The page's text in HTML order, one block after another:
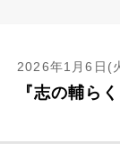
2026年1月6日(
『志の輔ら